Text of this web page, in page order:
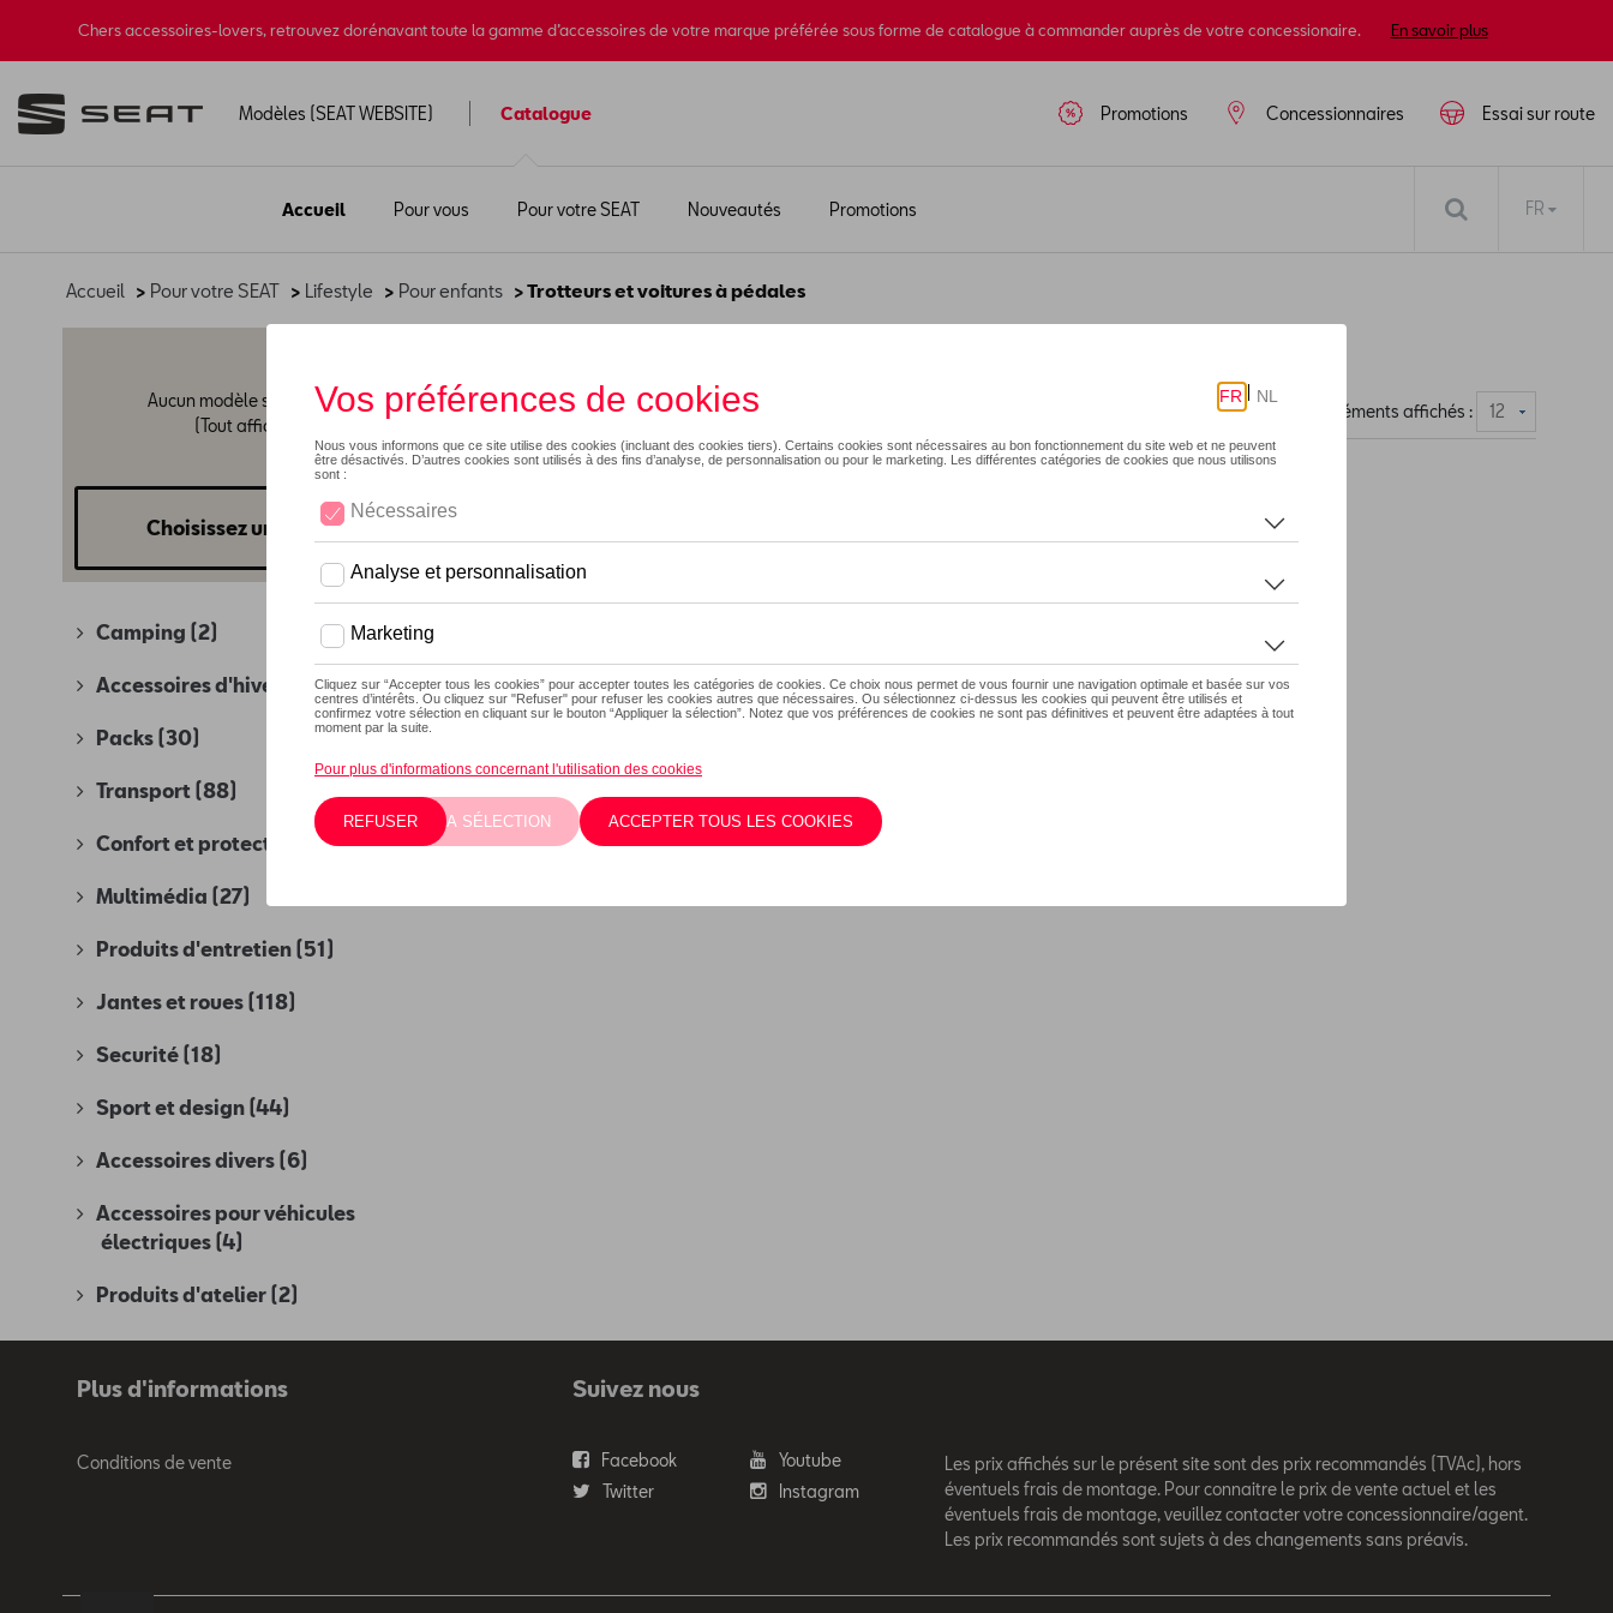
Chers accessoires-lovers, retrouvez dorénavant toute la gamme d’accessoires de votre marque préférée sous forme de catalogue à commander auprès de votre concessionaire. En savoir plus
Modèles (SEAT WEBSITE) Catalogue
Accueil Pour vous Pour votre SEAT Nouveautés Promotions
Essai sur route
Concessionnaires
Promotions
FR
Accueil > Pour votre SEAT > Lifestyle > Pour enfants > Trotteurs et voitures à pédales
Aucun modèle sélectionné
(Tout afficher)
Choisissez un modèle
Camping (2)
Accessoires d'hiver
Packs (30)
Transport (88)
Confort et protection (280)
Multimédia (27)
Produits d'entretien (51)
Jantes et roues (118)
Securité (18)
Sport et design (44)
Accessoires divers (6)
Accessoires pour véhicules
électriques (4)
Produits d'atelier (2)
Nombre d'éléments affichés :
Plus d'informations
Conditions de vente
Suivez nous
Facebook
Youtube
Twitter
Instagram
Les prix affichés sur le présent site sont des prix recommandés (TVAc), hors
éventuels frais de montage. Pour connaitre le prix de vente actuel et les
éventuels frais de montage, veuillez contacter votre concessionnaire/agent.
Les prix recommandés sont sujets à des changements sans préavis.